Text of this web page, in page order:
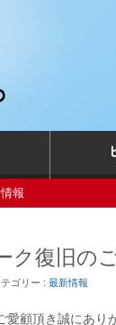
報
ク復旧の
ゴリー : 最新情報
愛顧頂き誠にあり